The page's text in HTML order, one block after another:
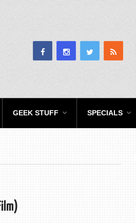
GEEK STUFF SPECIALS